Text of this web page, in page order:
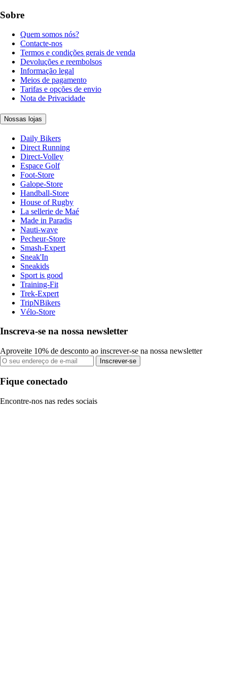
Sobre
Quem somos nós?
Contacte-nos
Termos e condições gerais de venda
Devoluções e reembolsos
Informação legal
Meios de pagamento
Tarifas e opções de envio
Nota de Privacidade
Nossas lojas
Daily Bikers
Direct Running
Direct-Volley
Espace Golf
Foot-Store
Galope-Store
Handball-Store
House of Rugby
La sellerie de Maé
Made in Paradis
Nauti-wave
Pecheur-Store
Smash-Expert
Sneak'In
Sneakids
Sport is good
Training-Fit
Trek-Expert
TripNBikers
Vélo-Store
Inscreva-se na nossa newsletter
Aproveite 10% de desconto ao inscrever-se na nossa newsletter
Inscrever-se
Fique conectado
Encontre-nos nas redes sociais